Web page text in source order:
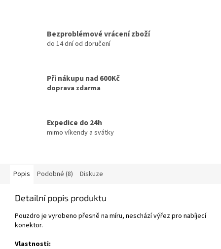
Bezproblémové vrácení zboží
do 14 dní od doručení
Při nákupu nad 600Kč
doprava zdarma
Expedice do 24h
mimo víkendy a svátky
Popis Podobné (8) Diskuze
Detailní popis produktu
Pouzdro je vyrobeno přesně na míru, neschází výřez pro nabíjecí
konektor.
Vlastnosti: